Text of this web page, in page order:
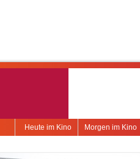
Morgen im Kino
Heute im Kino